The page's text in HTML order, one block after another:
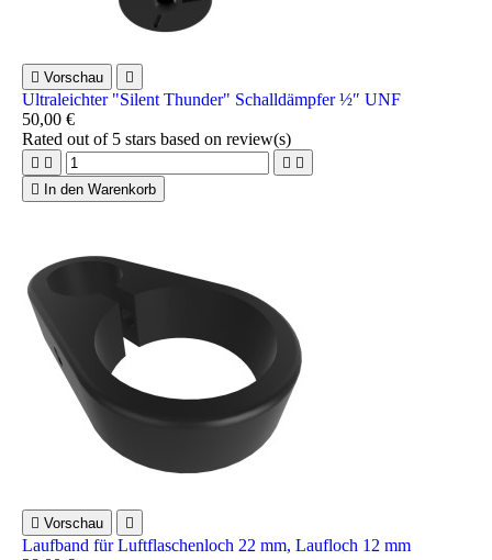
 Vorschau 
Ultraleichter "Silent Thunder" Schalldämpfer ½″ UNF
50,00 €
Rated out of 5 stars based on review(s)
   

In den Warenkorb
 Vorschau 
Laufband für Luftflaschenloch 22 mm, Laufloch 12 mm